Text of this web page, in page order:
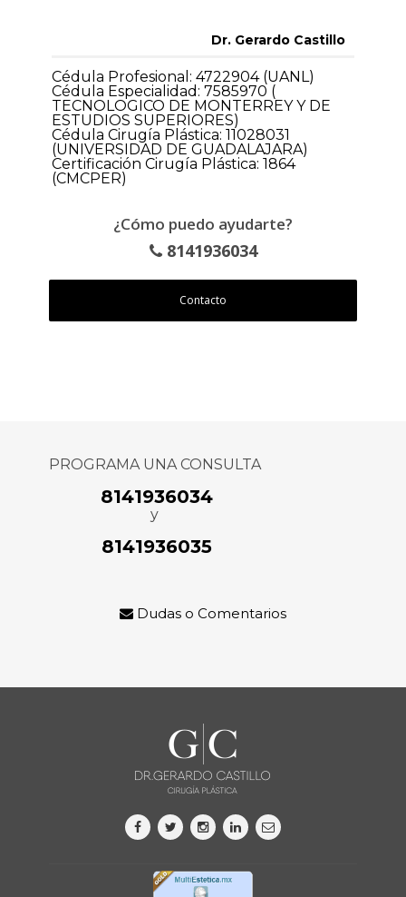
Dr. Gerardo Castillo
Cédula Profesional: 4722904 (UANL)
Cédula Especialidad: 7585970 (
TECNOLOGICO DE MONTERREY Y DE
ESTUDIOS SUPERIORES)
Cédula Cirugía Plástica: 11028031
(UNIVERSIDAD DE GUADALAJARA)
Certificación Cirugía Plástica: 1864
(CMCPER)
¿Cómo puedo ayudarte?
8141936034
Contacto
PROGRAMA UNA CONSULTA
8141936034
y
8141936035
Dudas o Comentarios